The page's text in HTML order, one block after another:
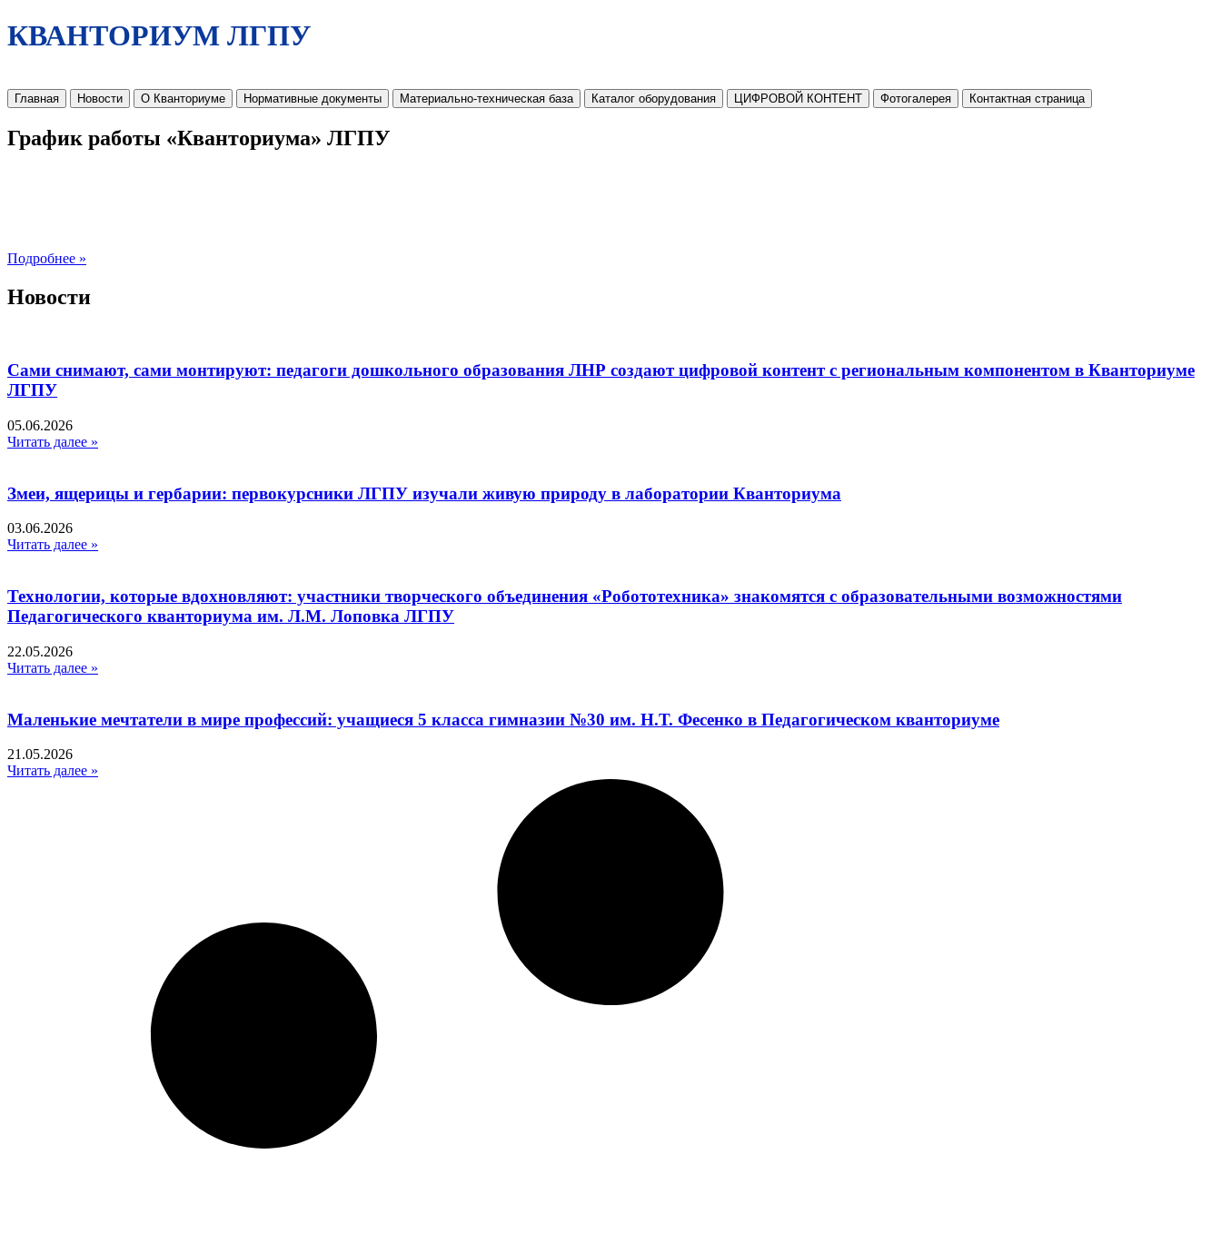
КВАНТОРИУМ ЛГПУ
Главная Новости О Кванториуме Нормативные документы Материально-техническая база Каталог оборудования ЦИФРОВОЙ КОНТЕНТ Фотогалерея Контактная страница
График работы «Кванториума» ЛГПУ
Подробнее »
Новости
Сами снимают, сами монтируют: педагоги дошкольного образования ЛНР создают цифровой контент с региональным компонентом в Кванториуме
ЛГПУ​
05.06.2026
Читать далее »
Змеи, ящерицы и гербарии: первокурсники ЛГПУ изучали живую природу в лаборатории Кванториума
03.06.2026
Читать далее »
Технологии, которые вдохновляют: участники творческого объединения «Робототехника» знакомятся с образовательными возможностями
Педагогического кванториума им. Л.М. Лоповка ЛГПУ
22.05.2026
Читать далее »
Маленькие мечтатели в мире профессий: учащиеся 5 класса гимназии №30 им. Н.Т. Фесенко в Педагогическом кванториуме
21.05.2026
Читать далее »